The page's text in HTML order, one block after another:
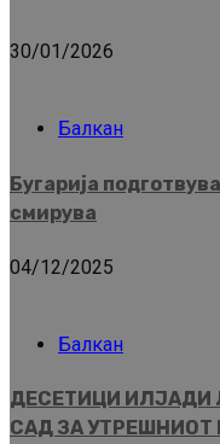
30/01/2026
Балкан
Бугарија
смирува
04/12/2025
Балкан
ДЕСЕТИЦИ ИЛЈАДИ
САД ЗА